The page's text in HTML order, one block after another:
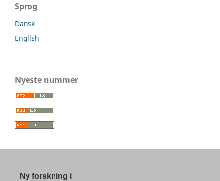
Sprog
Dansk
English
Nyeste nummer
Ny forskning i